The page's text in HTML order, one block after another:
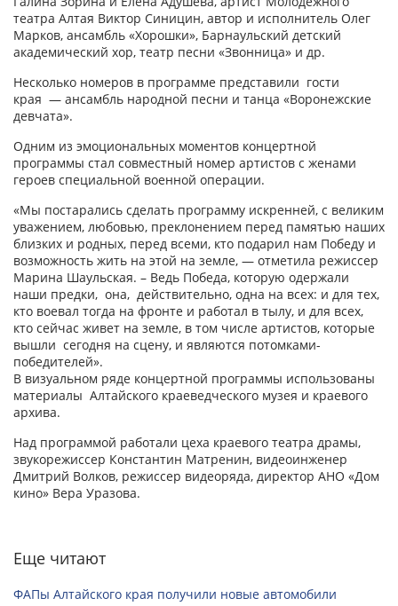
театра Алтая Виктор Синицин, автор и исполнитель Олег
Марков, ансамбль «Хорошки», Барнаульский детский
академический хор, театр песни «Звонница» и др.
Несколько номеров в программе представили гости
края — ансамбль народной песни и танца «Воронежские
девчата».
Одним из эмоциональных моментов концертной
программы стал совместный номер артистов с женами
героев специальной военной операции.
«Мы постарались сделать программу искренней, с великим
уважением, любовью, преклонением перед памятью наших
близких и родных, перед всеми, кто подарил нам Победу и
возможность жить на этой на земле, — отметила режиссер
Марина Шаульская. – Ведь Победа, которую одержали
наши предки, она, действительно, одна на всех: и для тех,
кто воевал тогда на фронте и работал в тылу, и для всех,
кто сейчас живет на земле, в том числе артистов, которые
вышли сегодня на сцену, и являются потомками-
победителей».
В визуальном ряде концертной программы использованы
материалы Алтайского краеведческого музея и краевого
архива.
Над программой работали цеха краевого театра драмы,
звукорежиссер Константин Матренин, видеоинженер
Дмитрий Волков, режиссер видеоряда, директор АНО «Дом
кино» Вера Уразова.
Еще читают
ФАПы Алтайского края получили новые автомобили